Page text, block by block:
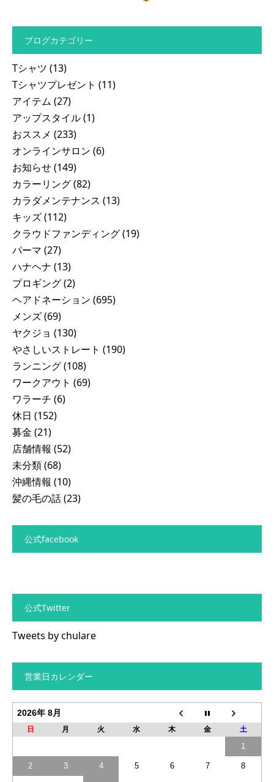
ブログカテゴリー
Tシャツ (13)
Tシャツプレゼント (11)
アイテム (27)
アップスタイル(1)
おススメ (233)
オンラインサロン (6)
お知らせ(149)
カラーリング(82)
カラダメンテナンス (13)
キッズ(112)
クラウドファンディング(19)
パーマ (27)
ハナヘナ (13)
プロギング(2)
ヘアドネーション (695)
メンズ(69)
ヤクジョ (130)
やさしいストレート (190)
ランニング(108)
ワークアウト (69)
ワラーチ (6)
休日 (152)
募金 (21)
店舗情報 (52)
未分類(68)
沖縄情報 (10)
髪の毛の話(23)
公式facebook
公式Twitter
Tweets by chulare
営業日カレンダー
2026年 8月
日 月 火 水 木 金 土
1
2 3 4 5 6 7 8